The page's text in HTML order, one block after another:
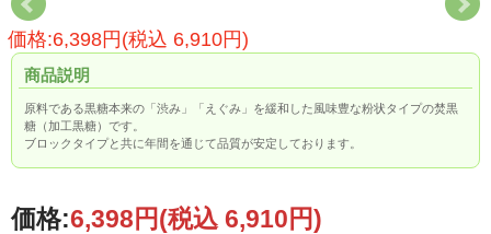
価格:6,398円(税込 6,910円)
商品説明
原料である黒糖本来の「渋み」「えぐみ」を緩和した風味豊な粉状タイプの焚黒
糖（加工黒糖）です。
ブロックタイプと共に年間を通じて品質が安定しております。
価格:6,398円(税込 6,910円)